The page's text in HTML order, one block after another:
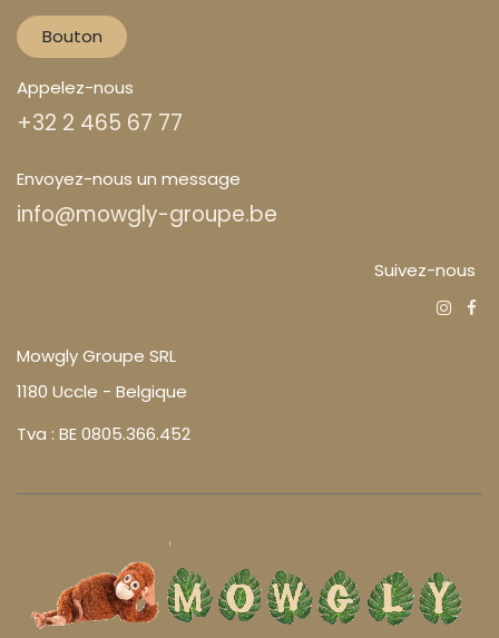
Bouton
Appelez-nous
+32 2 465 67 77
Envoyez-nous un message
info@mowgly-groupe.be
Suivez-nous
Mowgly Groupe SRL
1180 Uccle - Belgique
Tva : BE 0805.366.452